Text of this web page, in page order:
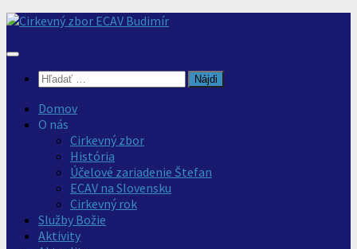
Preskočiť
obsah
Hľadať:
Domov
O nás
Cirkevný zbor
História
Účelové zariadenie Štefan
ECAV na Slovensku
Cirkevný rok
Služby Božie
Aktivity